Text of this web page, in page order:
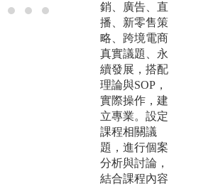
銷、廣告、直
播、新零售策
略、跨境電商
真實議題、永
續發展，搭配
理論與SOP，
實際操作，建
立專業。設定
課程相關議
題，進行個案
分析與討論，
結合課程內容